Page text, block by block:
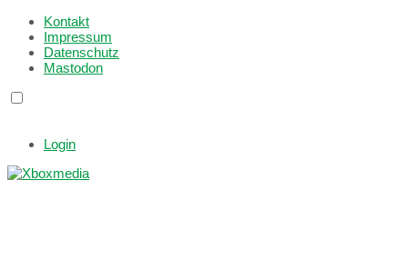
Kontakt
Impressum
Datenschutz
Mastodon
Login